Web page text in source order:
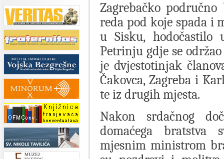
Zagrebačko
reda pod koje spada i
u Sisku,
Petrinju gdje se
je dvjestotinjak
Čakovca, Zagreba i
te iz drugih mjesta.
Nakon srdačnog
domaćega bratstva
mjesnim ministrom